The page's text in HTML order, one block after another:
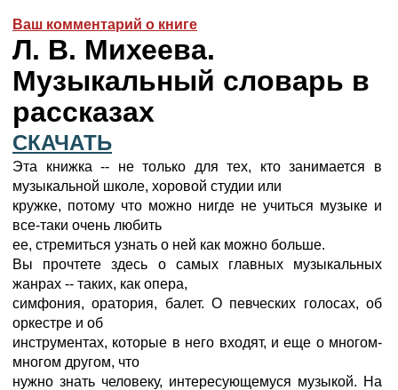
Ваш комментарий о книге
Л. В. Михеева.
Музыкальный словарь в
рассказах
СКАЧАТЬ
Эта книжка -- не только для тех, кто занимается в
музыкальной школе, хоровой студии или
кружке, потому что можно нигде не учиться музыке и
все-таки очень любить
ее, стремиться узнать о ней как можно больше.
Вы прочтете здесь о самых главных музыкальных
жанрах -- таких, как опера,
симфония, оратория, балет. О певческих голосах, об
оркестре и об
инструментах, которые в него входят, и еще о многом-
многом другом, что
нужно знать человеку, интересующемуся музыкой. На